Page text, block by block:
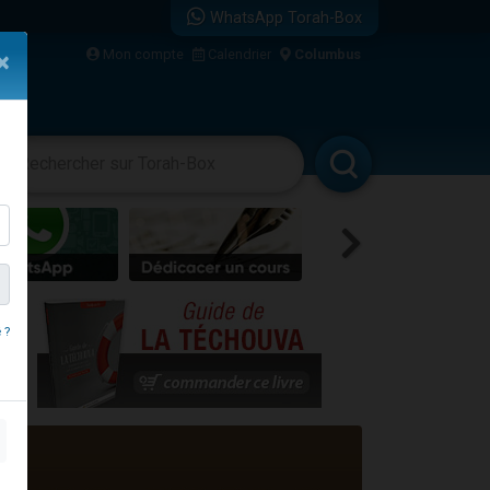
WhatsApp Torah-Box
Mon compte Calendrier Columbus
?